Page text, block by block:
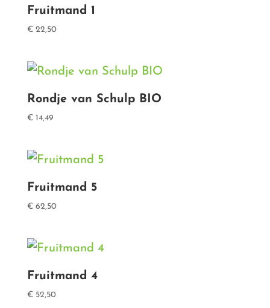
Fruitmand 1
€22,50
Rondje van Schulp BIO
€14,49
Fruitmand 5
€62,50
Fruitmand 4
€52,50